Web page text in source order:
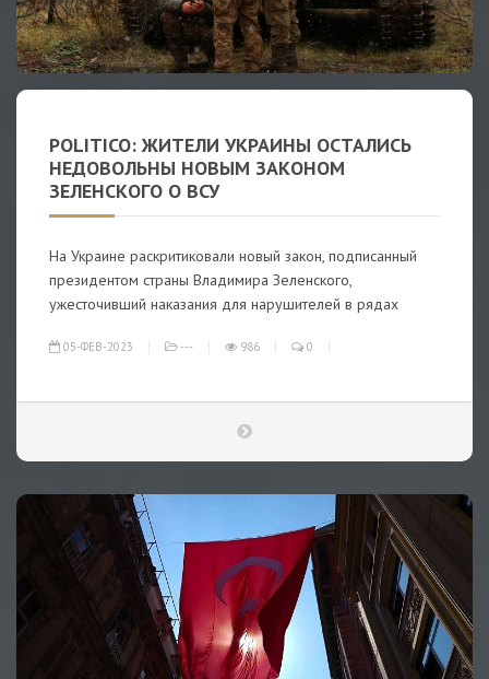
POLITICO: ЖИТЕЛИ УКРАИНЫ ОСТАЛИСЬ
НЕДОВОЛЬНЫ НОВЫМ ЗАКОНОМ
ЗЕЛЕНСКОГО О ВСУ
На Украине раскритиковали новый закон, подписанный
президентом страны Владимира Зеленского,
ужесточивший наказания для нарушителей в рядах
05-ФЕВ-2023 --- 986 0